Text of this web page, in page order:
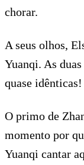
chorar.
A seus olhos,
Yuanqi. As
quase idênticas!
O primo de
momento por
Yuanqi cantar